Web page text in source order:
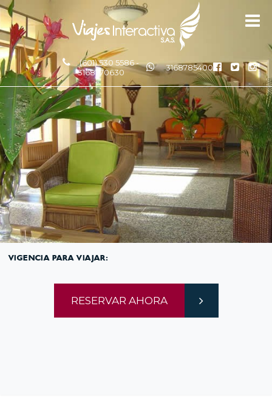
(601) 530 5586 -
3168770630
3168785400
VIGENCIA PARA VIAJAR:
RESERVAR AHORA